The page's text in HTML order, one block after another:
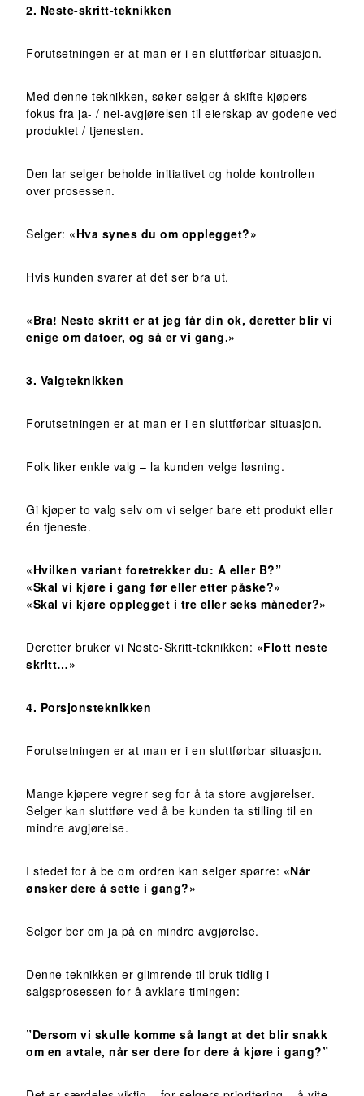
2. Neste-skritt-teknikken
Forutsetningen er at man er i en sluttførbar situasjon.
Med denne teknikken, søker selger å skifte kjøpers
fokus fra ja- / nei-avgjørelsen til eierskap av godene ved
produktet / tjenesten.
Den lar selger beholde initiativet og holde kontrollen
over prosessen.
Selger: «Hva synes du om opplegget?»
Hvis kunden svarer at det ser bra ut.
«Bra! Neste skritt er at jeg får din ok, deretter blir vi
enige om datoer, og så er vi gang.»
3. Valgteknikken
Forutsetningen er at man er i en sluttførbar situasjon.
Folk liker enkle valg – la kunden velge løsning.
Gi kjøper to valg selv om vi selger bare ett produkt eller
én tjeneste.
«Hvilken variant foretrekker du: A eller B?”
«Skal vi kjøre i gang før eller etter påske?»
«Skal vi kjøre opplegget i tre eller seks måneder?»
Deretter bruker vi Neste-Skritt-teknikken: «Flott neste
skritt…»
4. Porsjonsteknikken
Forutsetningen er at man er i en sluttførbar situasjon.
Mange kjøpere vegrer seg for å ta store avgjørelser.
Selger kan sluttføre ved å be kunden ta stilling til en
mindre avgjørelse.
I stedet for å be om ordren kan selger spørre: «Når
ønsker dere å sette i gang?»
Selger ber om ja på en mindre avgjørelse.
Denne teknikken er glimrende til bruk tidlig i
salgsprosessen for å avklare timingen:
”Dersom vi skulle komme så langt at det blir snakk
om en avtale, når ser dere for dere å kjøre i gang?”